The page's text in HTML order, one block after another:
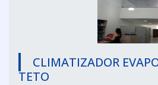
CLIMATIZADOR
TETO